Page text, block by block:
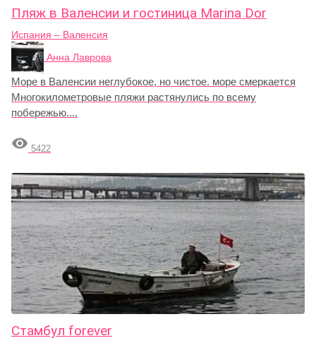
Пляж в Валенсии и гостиница Marina Dor
Испания – Валенсия
Анна Лаврова
Море в Валенсии неглубокое, но чистое. море смеркается
Многокилометровые пляжи растянулись по всему
побережью....
 5422
Стамбул forever